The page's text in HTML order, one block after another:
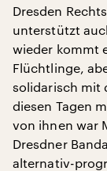
Dresden
unterstützt
wieder kommt
Flüchtlinge,
solidarisch mit
diesen Tagen
von ihnen war
Dresdner
alternativ-